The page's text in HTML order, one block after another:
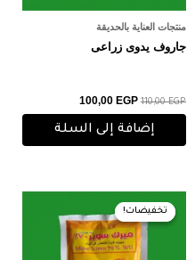
منتجات العناية بالحديقة
جاروف يدوى زراعى
110,00EGP
100,00 EGP
إضافة إلى السلة
تخفيضات!
تخفيضات!
السعر
الأصلي
هو:
230,00 EGP.
السعر
هو:
225,00 EGP.